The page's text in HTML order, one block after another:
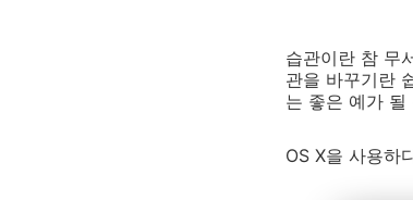
습관이란 참 무
관을 바꾸기란
는 좋은 예가 될
OS X을 사용하